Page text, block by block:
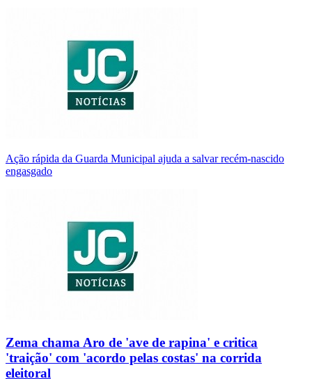
Ação rápida da Guarda Municipal ajuda a salvar recém-nascido
engasgado
Zema chama Aro de 'ave de rapina' e critica
'traição' com 'acordo pelas costas' na corrida
eleitoral